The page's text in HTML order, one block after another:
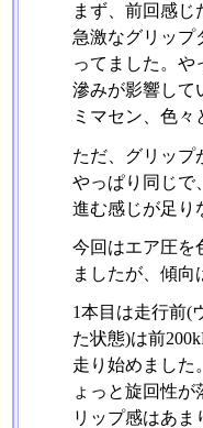
まず、前回感じ
急激なグリップ
ってました。や
滲みが影響して
ミマセン、色々
ただ、グリップ
やっぱり同じで
進む感じが足り
今回はエア圧を
ましたが、傾向
1本目は走行前(
た状態)は前
走り始めました
ょっと旋回性
リップ感はあま